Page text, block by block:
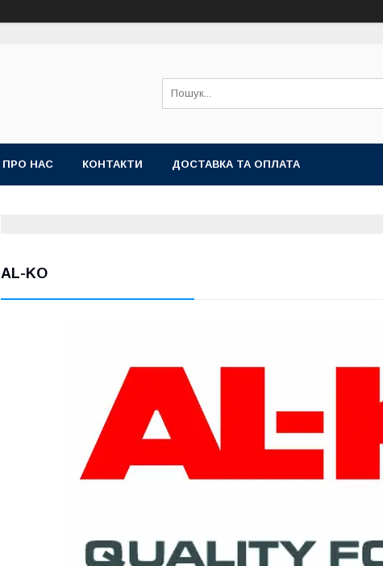
ПРО НАС КОНТАКТИ ДОСТАВКА ТА ОПЛАТА
AL-KO